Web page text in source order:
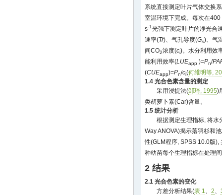
系统直接测定叶片气体交换
室温环境下完成。每次在400
s-1光强下测定叶片的净光合
速率(Tr)、气孔导度(Gs)、气
间CO2浓度(ci)。水分利用效
能利用效率(LUEapp )=Pn/
(CUEapp)=Pn/ci(何维明等,
1.4 光合色素含量的测定
采用浸提法(邹琦, 1995)
类胡萝卜素(Car)含量。
1.5 统计分析
根据测定生理指标, 将水
Way ANOVA)揭示落羽杉和
性(GLM程序, SPSS 10.0版
种幼苗每个生理指标在处理
2 结果
2.1 光合色素的变化
方差分析结果(表 1、 2、